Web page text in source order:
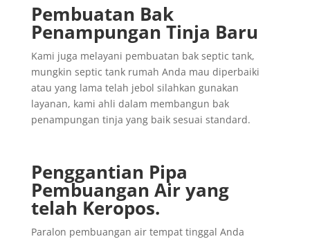
Pembuatan Bak
Penampungan Tinja Baru
Kami juga melayani pembuatan bak septic tank,
mungkin septic tank rumah Anda mau diperbaiki
atau yang lama telah jebol silahkan gunakan
layanan, kami ahli dalam membangun bak
penampungan tinja yang baik sesuai standard.
Penggantian Pipa
Pembuangan Air yang
telah Keropos.
Paralon pembuangan air tempat tinggal Anda